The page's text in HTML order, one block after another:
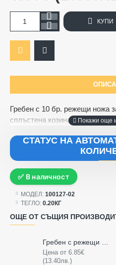
Гребен с 10 бр. режещи ножа
сплъстена козина за кучета и
СТАТУС НА
✅ В наличност
МОДЕЛ: 100127-02
ТЕГЛО: 0.20КГ
КУПИ
ОЩЕ ОТ СЪЩИЯ
Цена от 6.85€
(13.40лв.)